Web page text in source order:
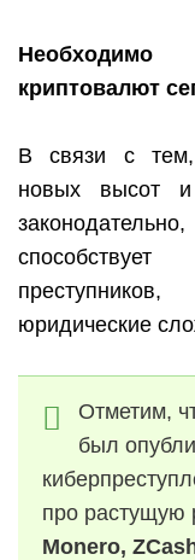
криптовалют
В связи с тем,
новых высот
юридические
Отметим,
был
про растущую
Monero,